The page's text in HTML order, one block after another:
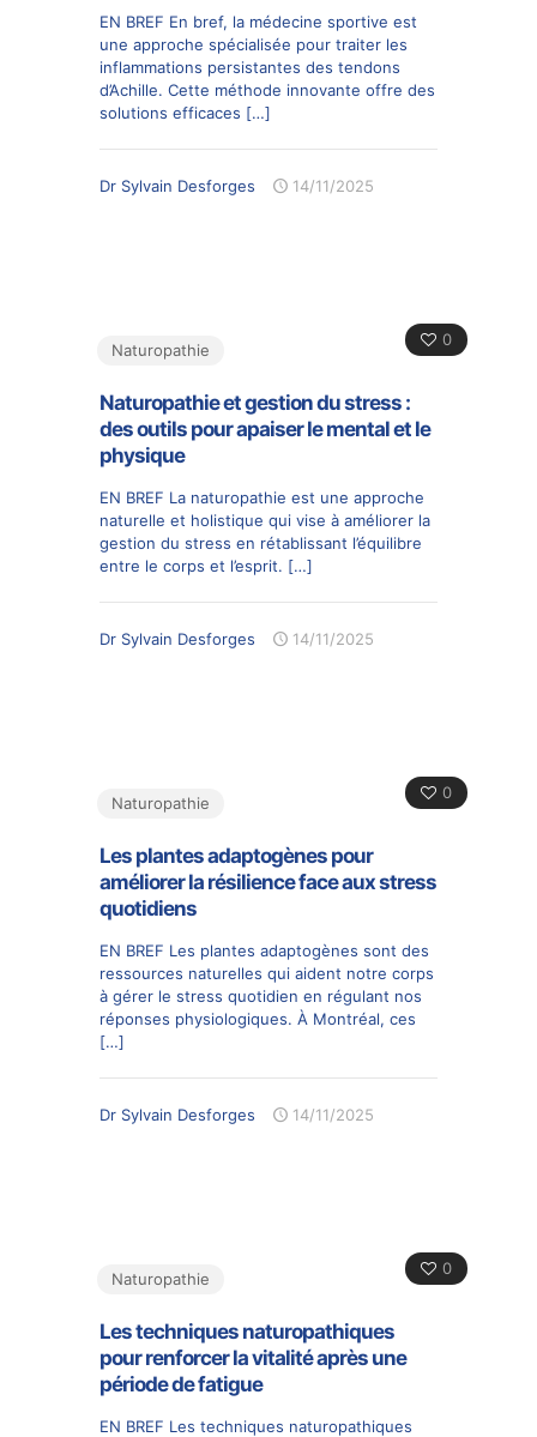
EN BREF En bref, la médecine sportive est
une approche spécialisée pour traiter les
inflammations persistantes des tendons
d’Achille. Cette méthode innovante offre des
solutions efficaces […]
Dr Sylvain Desforges 14/11/2025
0
Naturopathie
Naturopathie et gestion du stress :
des outils pour apaiser le mental et le
physique
EN BREF La naturopathie est une approche
naturelle et holistique qui vise à améliorer la
gestion du stress en rétablissant l’équilibre
entre le corps et l’esprit. […]
Dr Sylvain Desforges 14/11/2025
0
Naturopathie
Les plantes adaptogènes pour
améliorer la résilience face aux stress
quotidiens
EN BREF Les plantes adaptogènes sont des
ressources naturelles qui aident notre corps
à gérer le stress quotidien en régulant nos
réponses physiologiques. À Montréal, ces
[…]
Dr Sylvain Desforges 14/11/2025
0
Naturopathie
Les techniques naturopathiques
pour renforcer la vitalité après une
période de fatigue
EN BREF Les techniques naturopathiques